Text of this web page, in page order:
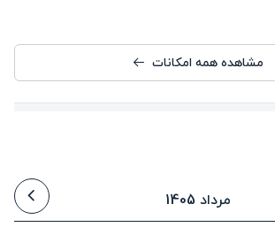
مشاهده همه امکانات
مرداد 1405